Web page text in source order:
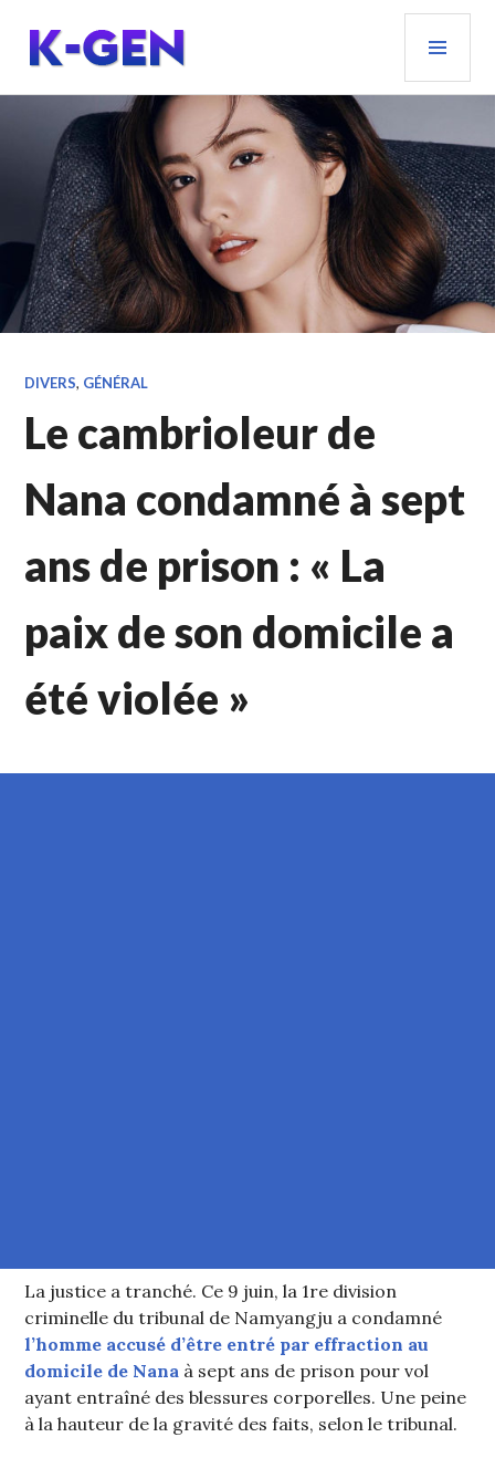
contenu
principal
K-GEN
DIVERS, GÉNÉRAL
Le cambrioleur de
Nana condamné à sept
ans de prison : « La
paix de son domicile a
été violée »
La justice a tranché. Ce 9 juin, la 1re division
criminelle du tribunal de Namyangju a condamné
l’homme accusé d’être entré par effraction au
domicile de Nana à sept ans de prison pour vol
ayant entraîné des blessures corporelles. Une peine
à la hauteur de la gravité des faits, selon le tribunal.